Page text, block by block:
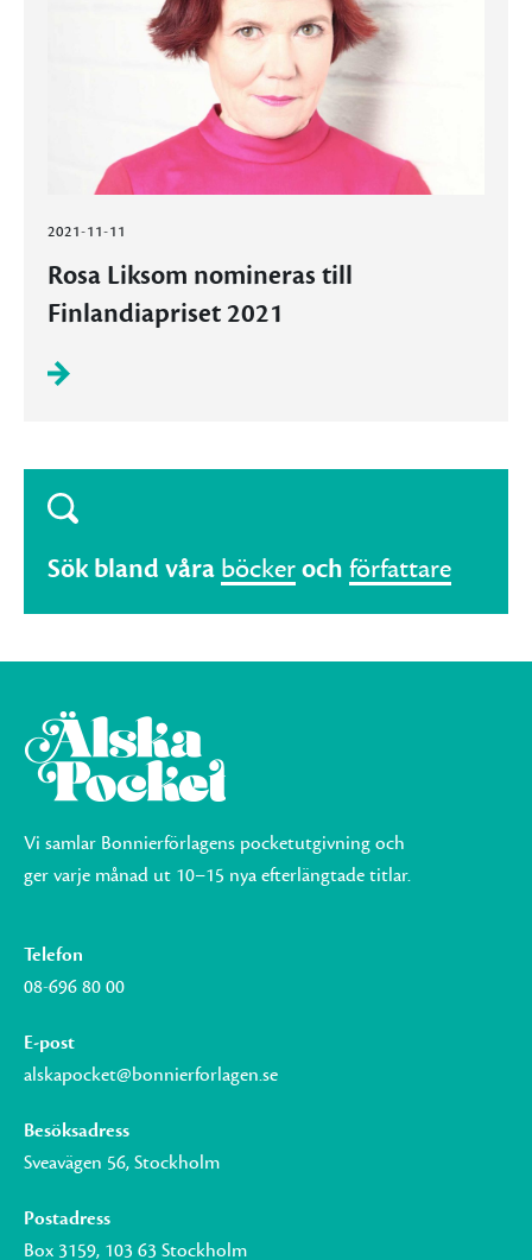
2021-11-11
Rosa Liksom nomineras till
Finlandiapriset 2021
Sök bland våra böckeroch författare
Vi samlar Bonnierförlagens pocketutgivning och
ger varje månad ut 10–15 nya efterlängtade titlar.
Telefon
08-696 80 00
E-post
alskapocket@bonnierforlagen.se
Besöksadress
Sveavägen 56, Stockholm
Postadress
Box 3159, 103 63 Stockholm